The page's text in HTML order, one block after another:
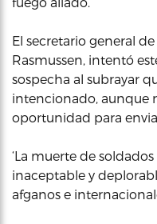
El secretario general
Rasmussen, intentó
sospecha al subrayar
intencionado, aunque
oportunidad para
‘La muerte de
inaceptable y
afganos e